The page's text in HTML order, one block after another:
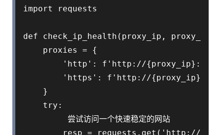
import requests
def check_ip_health(proxy_ip,
    proxies = {
'http': f'http://
'https': f'http://
    }
    try:
         尝试访问一个快速稳定的网站
resp = requests.get('http://